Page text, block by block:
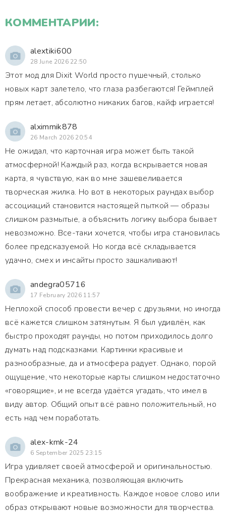
КОММЕНТАРИИ:
alextiki600
28 June 2026 22:50
Этот мод для Dixit World просто пушечный, столько
новых карт залетело, что глаза разбегаются! Геймплей
прям летает, абсолютно никаких багов, кайф играется!
alximmik878
26 March 2026 20:54
Не ожидал, что карточная игра может быть такой
атмосферной! Каждый раз, когда вскрывается новая
карта, я чувствую, как во мне зашевеливается
творческая жилка. Но вот в некоторых раундах выбор
ассоциаций становится настоящей пыткой — образы
слишком размытые, а объяснить логику выбора бывает
невозможно. Все-таки хочется, чтобы игра становилась
более предсказуемой. Но когда всё складывается
удачно, смех и инсайты просто зашкаливают!
andegra05716
17 February 2026 11:57
Неплохой способ провести вечер с друзьями, но иногда
всё кажется слишком затянутым. Я был удивлён, как
быстро проходят раунды, но потом приходилось долго
думать над подсказками. Картинки красивые и
разнообразные, да и атмосфера радует. Однако, порой
ощущение, что некоторые карты слишком недостаточно
«говорящие», и не всегда удаётся угадать, что имел в
виду автор. Общий опыт всё равно положительный, но
есть над чем поработать.
alex-kmk-24
6 September 2025 23:15
Игра удивляет своей атмосферой и оригинальностью.
Прекрасная механика, позволяющая включить
воображение и креативность. Каждое новое слово или
образ открывают новые возможности для творчества.